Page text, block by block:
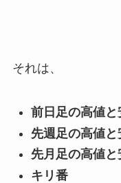
それは、
前日足の高値と
先週足の高値と
先月足の高値と
キリ番